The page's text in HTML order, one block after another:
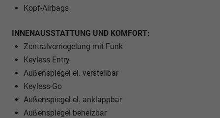
Kopf-Airbags
INNENAUSSTATTUNG UND KOMFORT:
Zentralverriegelung mit Funk
Keyless Entry
Außenspiegel el. verstellbar
Keyless-Go
Außenspiegel el. anklappbar
Außenspiegel beheizbar